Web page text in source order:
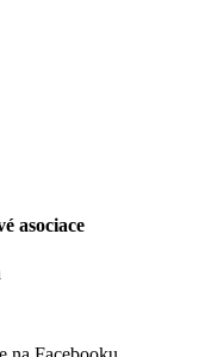
asociace